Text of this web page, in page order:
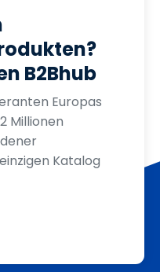
B2Bhub
Europas
Millionen
Katalog